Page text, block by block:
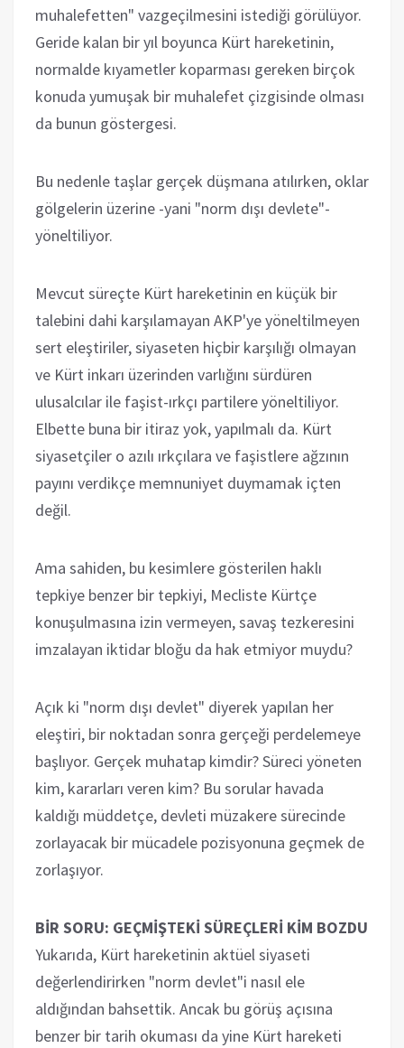
muhalefetten" vazgeçilmesini istediği görülüyor.
Geride kalan bir yıl boyunca Kürt hareketinin,
normalde kıyametler koparması gereken birçok
konuda yumuşak bir muhalefet çizgisinde olması
da bunun göstergesi.
Bu nedenle taşlar gerçek düşmana atılırken, oklar
gölgelerin üzerine -yani "norm dışı devlete"-
yöneltiliyor.
Mevcut süreçte Kürt hareketinin en küçük bir
talebini dahi karşılamayan AKP'ye yöneltilmeyen
sert eleştiriler, siyaseten hiçbir karşılığı olmayan
ve Kürt inkarı üzerinden varlığını sürdüren
ulusalcılar ile faşist-ırkçı partilere yöneltiliyor.
Elbette buna bir itiraz yok, yapılmalı da. Kürt
siyasetçiler o azılı ırkçılara ve faşistlere ağzının
payını verdikçe memnuniyet duymamak içten
değil.
Ama sahiden, bu kesimlere gösterilen haklı
tepkiye benzer bir tepkiyi, Mecliste Kürtçe
konuşulmasına izin vermeyen, savaş tezkeresini
imzalayan iktidar bloğu da hak etmiyor muydu?
Açık ki "norm dışı devlet" diyerek yapılan her
eleştiri, bir noktadan sonra gerçeği perdelemeye
başlıyor. Gerçek muhatap kimdir? Süreci yöneten
kim, kararları veren kim? Bu sorular havada
kaldığı müddetçe, devleti müzakere sürecinde
zorlayacak bir mücadele pozisyonuna geçmek de
zorlaşıyor.
BİR SORU: GEÇMİŞTEKİ SÜREÇLERİ KİM BOZDU
Yukarıda, Kürt hareketinin aktüel siyaseti
değerlendirirken "norm devlet"i nasıl ele
aldığından bahsettik. Ancak bu görüş açısına
benzer bir tarih okuması da yine Kürt hareketi